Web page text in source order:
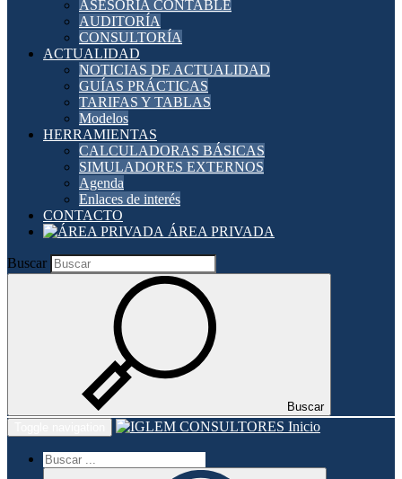
ASESORÍA CONTABLE
AUDITORÍA
CONSULTORÍA
ACTUALIDAD
NOTICIAS DE ACTUALIDAD
GUÍAS PRÁCTICAS
TARIFAS Y TABLAS
Modelos
HERRAMIENTAS
CALCULADORAS BÁSICAS
SIMULADORES EXTERNOS
Agenda
Enlaces de interés
CONTACTO
ÁREA PRIVADA
Buscar
Buscar
Inicio